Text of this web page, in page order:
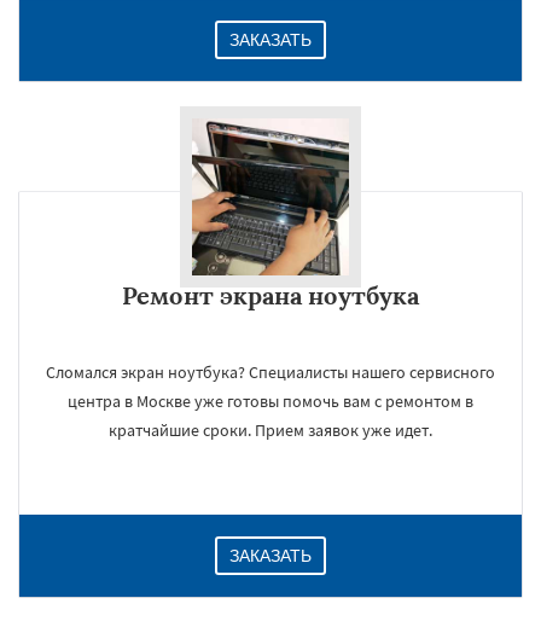
ЗАКАЗАТЬ
Ремонт экрана ноутбука
Сломался экран ноутбука? Специалисты нашего сервисного
центра в Москве уже готовы помочь вам с ремонтом в
кратчайшие сроки. Прием заявок уже идет.
ЗАКАЗАТЬ